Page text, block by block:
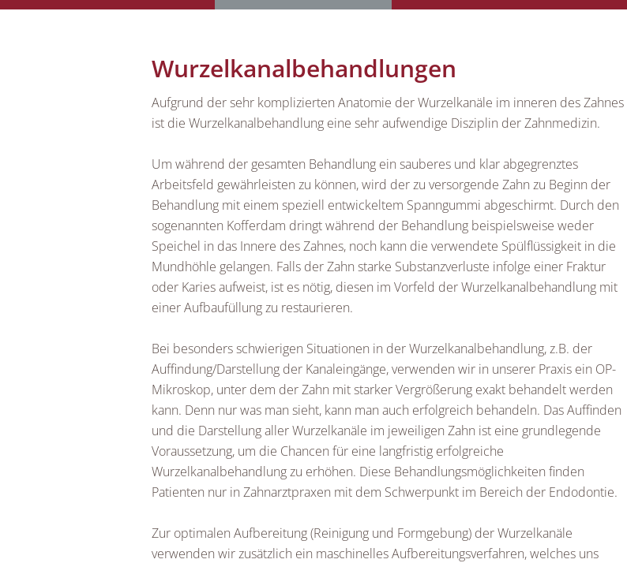
Wurzelkanalbehandlungen
Aufgrund der sehr komplizierten Anatomie der Wurzelkanäle im inneren des Zahnes
ist die Wurzelkanalbehandlung eine sehr aufwendige Disziplin der Zahnmedizin.
Um während der gesamten Behandlung ein sauberes und klar abgegrenztes
Arbeitsfeld gewährleisten zu können, wird der zu versorgende Zahn zu Beginn der
Behandlung mit einem speziell entwickeltem Spanngummi abgeschirmt. Durch den
sogenannten Kofferdam dringt während der Behandlung beispielsweise weder
Speichel in das Innere des Zahnes, noch kann die verwendete Spülflüssigkeit in die
Mundhöhle gelangen. Falls der Zahn starke Substanzverluste infolge einer Fraktur
oder Karies aufweist, ist es nötig, diesen im Vorfeld der Wurzelkanalbehandlung mit
einer Aufbaufüllung zu restaurieren.
Bei besonders schwierigen Situationen in der Wurzelkanalbehandlung, z.B. der
Auffindung/Darstellung der Kanaleingänge, verwenden wir in unserer Praxis ein OP-
Mikroskop, unter dem der Zahn mit starker Vergrößerung exakt behandelt werden
kann. Denn nur was man sieht, kann man auch erfolgreich behandeln. Das Auffinden
und die Darstellung aller Wurzelkanäle im jeweiligen Zahn ist eine grundlegende
Voraussetzung, um die Chancen für eine langfristig erfolgreiche
Wurzelkanalbehandlung zu erhöhen. Diese Behandlungsmöglichkeiten finden
Patienten nur in Zahnarztpraxen mit dem Schwerpunkt im Bereich der Endodontie.
Zur optimalen Aufbereitung (Reinigung und Formgebung) der Wurzelkanäle
verwenden wir zusätzlich ein maschinelles Aufbereitungsverfahren, welches uns